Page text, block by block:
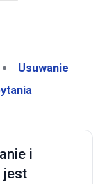
Usuwanie
i
jest